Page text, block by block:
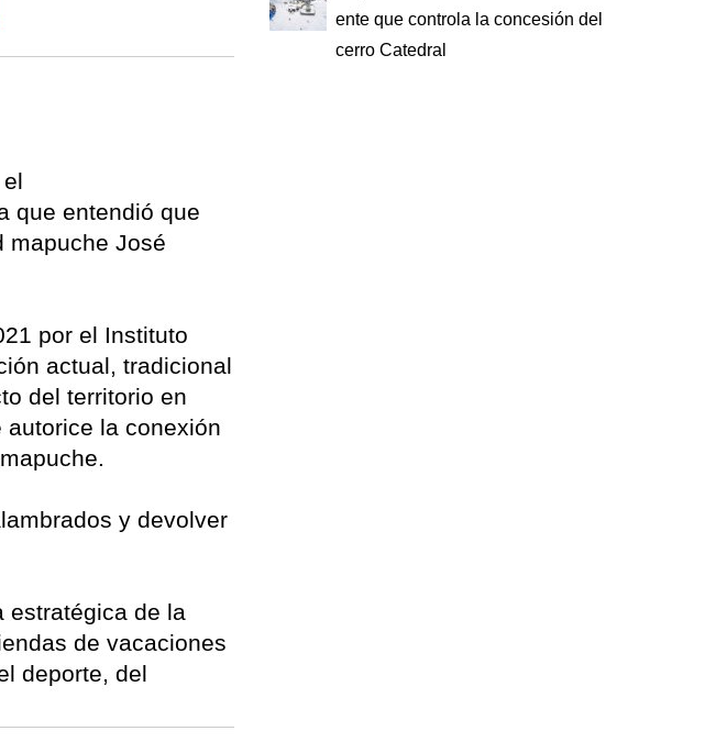
que entendió que
mapuche José
por el Instituto
actual, tradicional
del territorio en
la conexión
y devolver
estratégica de la
de vacaciones
deporte, del
ente que controla la concesión del
cerro Catedral